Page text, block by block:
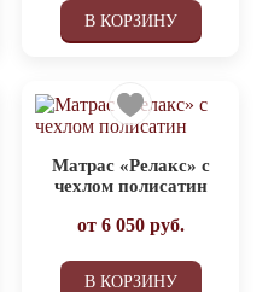
В КОРЗИНУ
Матрас «Релакс» с
чехлом полисатин
от 6 050руб.
В КОРЗИНУ